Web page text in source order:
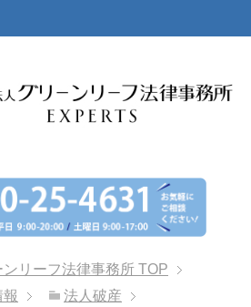
リーフ法律事務所 TOP
法人破産